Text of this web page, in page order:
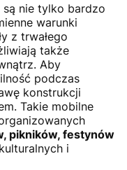
są nie tylko bardzo
warunki
z trwałego
także
Aby
podczas
konstrukcji
Takie mobilne
pikników, festynów
i